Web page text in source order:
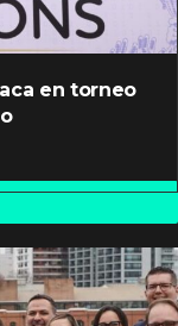
en torneo